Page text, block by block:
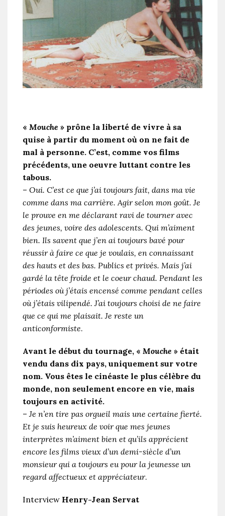
« Mouche » prône la liberté de vivre à sa
quise à partir du moment où on ne fait de
mal à personne. C’est, comme vos films
précédents, une oeuvre luttant contre les
tabous.
– Oui. C’est ce que j’ai toujours fait, dans ma vie
comme dans ma carrière. Agir selon mon goût. Je
le prouve en me déclarant ravi de tourner avec
des jeunes, voire des adolescents. Qui m’aiment
bien. Ils savent que j’en ai toujours bavé pour
réussir à faire ce que je voulais, en connaissant
des hauts et des bas. Publics et privés. Mais j’ai
gardé la tête froide et le coeur chaud. Pendant les
périodes où j’étais encensé comme pendant celles
où j’étais vilipendé. J’ai toujours choisi de ne faire
que ce qui me plaisait. Je reste un
anticonformiste.
Avant le début du tournage, « Mouche » était
vendu dans dix pays, uniquement sur votre
nom. Vous êtes le cinéaste le plus célèbre du
monde, non seulement encore en vie, mais
toujours en activité.
– Je n’en tire pas orgueil mais une certaine fierté.
Et je suis heureux de voir que mes jeunes
interprètes m’aiment bien et qu’ils apprécient
encore les films vieux d’un demi-siècle d’un
monsieur qui a toujours eu pour la jeunesse un
regard affectueux et appréciateur.
Interview Henry-Jean Servat